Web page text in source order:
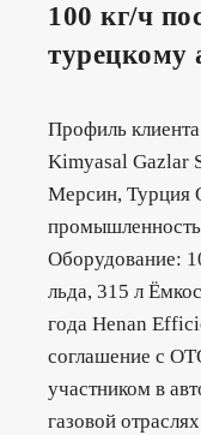
100 кг/ч
турецкому
Профиль
Kimyasal Gazlar
Мерсин, Турция
Оборудование:
льда, 315 л
года Henan
соглашение с
участником в
газовой